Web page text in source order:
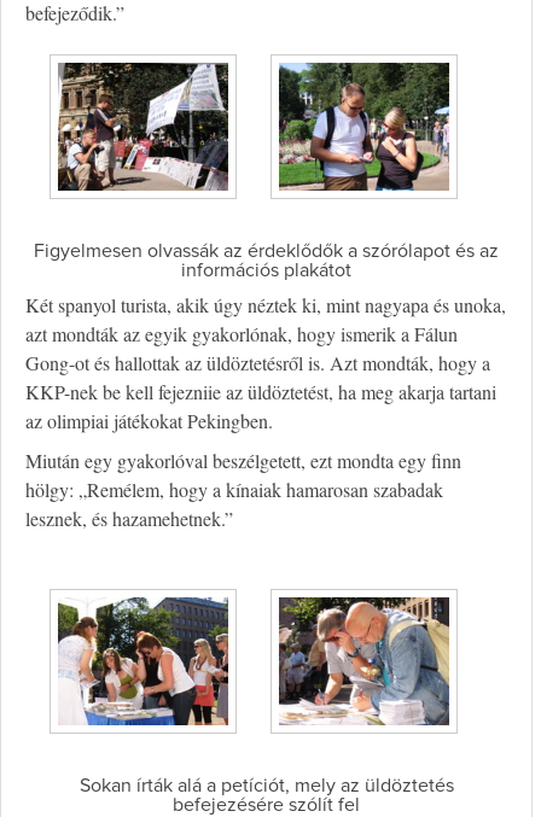
befejeződik.”
Figyelmesen olvassák az érdeklődők a szórólapot és az
információs plakátot
Két spanyol turista, akik úgy néztek ki, mint nagyapa és unoka,
azt mondták az egyik gyakorlónak, hogy ismerik a Fálun
Gong-ot és hallottak az üldöztetésről is. Azt mondták, hogy a
KKP-nek be kell fejezniie az üldöztetést, ha meg akarja tartani
az olimpiai játékokat Pekingben.
Miután egy gyakorlóval beszélgetett, ezt mondta egy finn
hölgy: „Remélem, hogy a kínaiak hamarosan szabadak
lesznek, és hazamehetnek.”
Sokan írták alá a petíciót, mely az üldöztetés
befejezésére szólít fel